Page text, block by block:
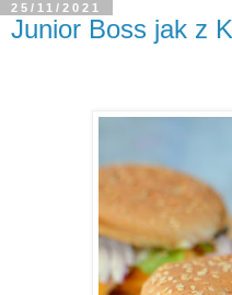
25/11/2021
Junior Boss jak z